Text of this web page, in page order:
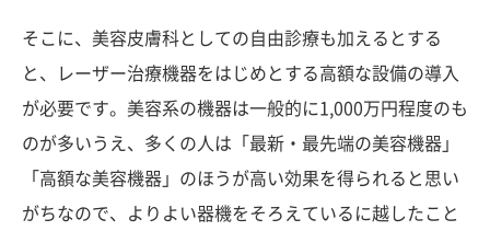
そこに、美容皮膚科としての自由診療も加えるとする
と、レーザー治療機器をはじめとする高額な設備の導入
が必要です。美容系の機器は一般的に1,000万円程度のも
のが多いうえ、多くの人は「最新・最先端の美容機器」
「高額な美容機器」のほうが高い効果を得られると思い
がちなので、よりよい器機をそろえているに越したこと